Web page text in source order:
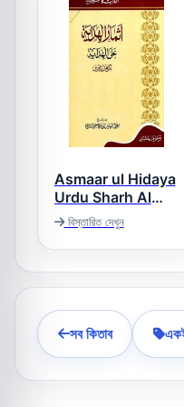
Asmaar ul Hidaya
Urdu Sharh Al
Hidaya Vol 1 اثمار
الھدایۃ اردو شرح
ھدایہ جلد 1
বিস্তারিত দেখুন
সব কিতাব